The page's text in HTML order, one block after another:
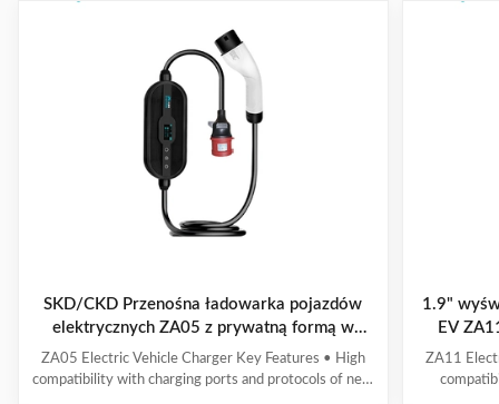
SKD/CKD Przenośna ładowarka pojazdów
elektrycznych ZA05 z prywatną formą w
domu
ZA05 Electric Vehicle Charger Key Features • High
compatibility with charging ports and protocols of new
1.9"
EV
ZA11